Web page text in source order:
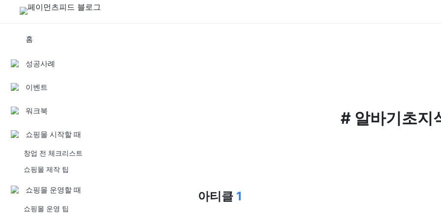
홈
성공사례
이벤트
워크북
쇼핑몰 시작할 때
창업 전 체크리스트
쇼핑몰 제작 팁
쇼핑몰 운영할 때
쇼핑몰 운영 팁
# 알바기초지
아티클 1